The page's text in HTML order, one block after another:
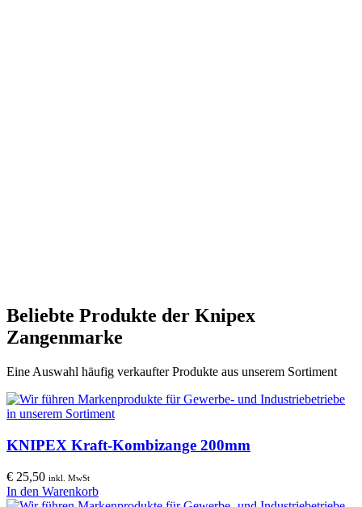
Beliebte Produkte der Knipex
Zangenmarke
Eine Auswahl häufig verkaufter Produkte aus unserem Sortiment
KNIPEX Kraft-Kombizange 200mm
€ 25,50 inkl. MwSt
In den Warenkorb